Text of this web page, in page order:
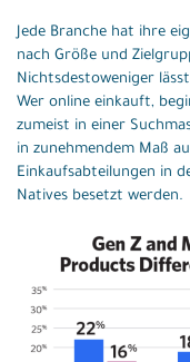
Jede Branche hat ihre
nach Größe und
Nichtsdestoweniger
Wer online einkauft,
zumeist in einer
in zunehmendem Maß
Einkaufsabteilungen in
Natives besetzt werden.